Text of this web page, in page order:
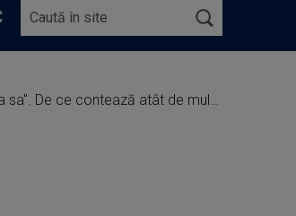
de mult această țară mică pentru Rusia